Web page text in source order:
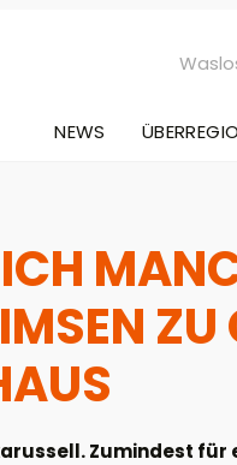
NEWS
ZU
Zumindest für